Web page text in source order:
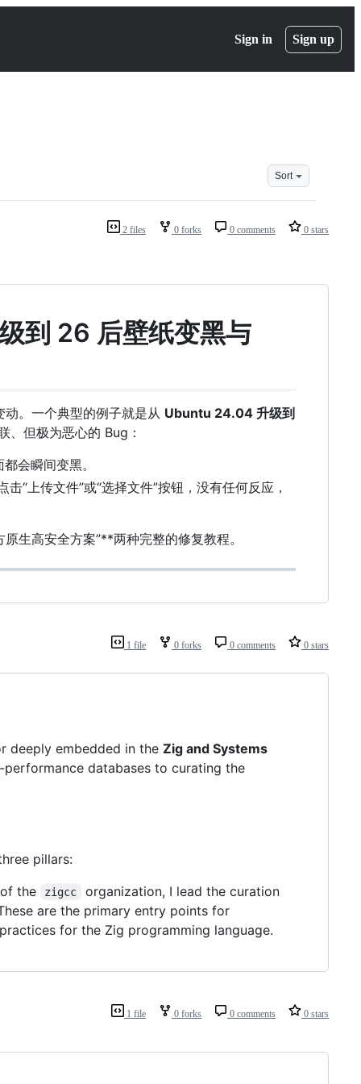
Sign in Sign up
Sort
2 files 0 forks 0 comments 0 stars
到 26 后壁纸变黑与
。一个典型的例子就是从 Ubuntu 24.04 升级到
、但极为恶心的 Bug：
会瞬间变黑。
“上传文件”或“选择文件”按钮，没有任何反应，
原生高安全方案”**两种完整的修复教程。
1 file 0 forks 0 comments 0 stars
deeply embedded in the Zig and Systems
databases to curating the
pillars:
the zigcc
organization, I lead the curation
are the primary entry points for
for the Zig programming language.
1 file 0 forks 0 comments 0 stars